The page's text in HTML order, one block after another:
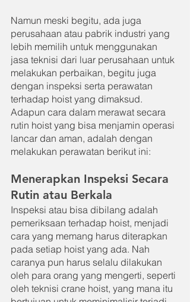
Namun meski begitu, ada juga
perusahaan atau pabrik industri yang
lebih memilih untuk menggunakan
jasa teknisi dari luar perusahaan untuk
melakukan perbaikan, begitu juga
dengan inspeksi serta perawatan
terhadap hoist yang dimaksud.
Adapun cara dalam merawat secara
rutin hoist yang bisa menjamin operasi
lancar dan aman, adalah dengan
melakukan perawatan berikut ini:
Menerapkan Inspeksi Secara
Rutin atau Berkala
Inspeksi atau bisa dibilang adalah
pemeriksaan terhadap hoist, menjadi
cara yang memang harus diterapkan
pada setiap hoist yang ada. Nah
caranya pun harus selalu dilakukan
oleh para orang yang mengerti, seperti
oleh teknisi crane hoist, yang mana itu